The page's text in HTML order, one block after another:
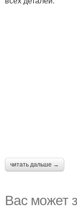
читать дальше →
Вас может